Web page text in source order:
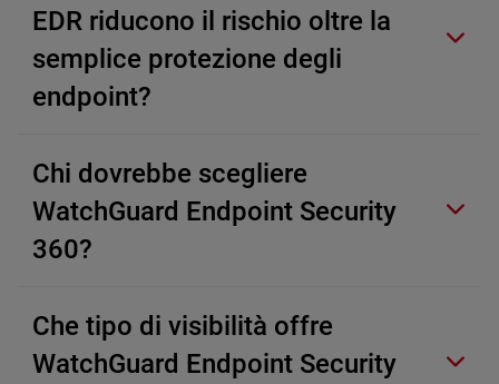
EDR riducono il rischio oltre la
semplice protezione degli
endpoint?
Chi dovrebbe scegliere
WatchGuard Endpoint Security
360?
Che tipo di visibilità offre
WatchGuard Endpoint Security